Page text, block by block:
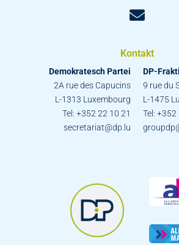
Kontakt
Demokratesch Partei
2A rue des Capucins
L-1313 Luxembourg
Tel: +352 22 10 21
secretariat@dp.lu
DP-
9 rue du
L-1475
Tel: